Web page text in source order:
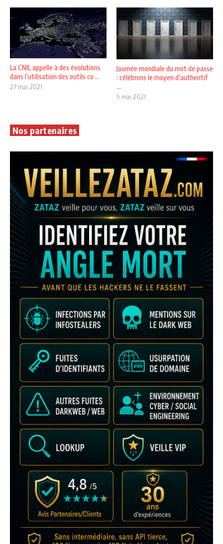
La CNIL appelle à des évolutions
dans l’utilisation des outils co ...
27 mai 2021
Journée mondiale du mot de passe
: célébrons le moyen d’authentif
...
5 mai 2021
Nos partenaires